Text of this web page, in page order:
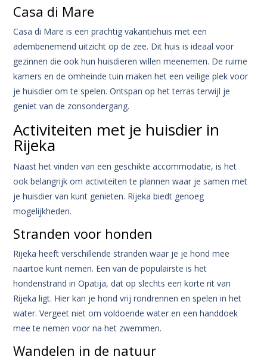
Casa di Mare
Casa di Mare is een prachtig vakantiehuis met een
adembenemend uitzicht op de zee. Dit huis is ideaal voor
gezinnen die ook hun huisdieren willen meenemen. De ruime
kamers en de omheinde tuin maken het een veilige plek voor
je huisdier om te spelen. Ontspan op het terras terwijl je
geniet van de zonsondergang.
Activiteiten met je huisdier in
Rijeka
Naast het vinden van een geschikte accommodatie, is het
ook belangrijk om activiteiten te plannen waar je samen met
je huisdier van kunt genieten. Rijeka biedt genoeg
mogelijkheden.
Stranden voor honden
Rijeka heeft verschillende stranden waar je je hond mee
naartoe kunt nemen. Een van de populairste is het
hondenstrand in Opatija, dat op slechts een korte rit van
Rijeka ligt. Hier kan je hond vrij rondrennen en spelen in het
water. Vergeet niet om voldoende water en een handdoek
mee te nemen voor na het zwemmen.
Wandelen in de natuur